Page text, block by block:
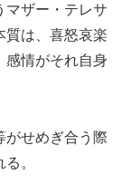
マザー・テレサ
質は、喜怒哀楽
感情がそれ自身
がせめぎ合う際
。